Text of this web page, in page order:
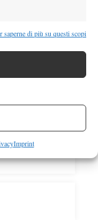
saperne di più su questi scopi
Imprint
“Non
non lo vedremo